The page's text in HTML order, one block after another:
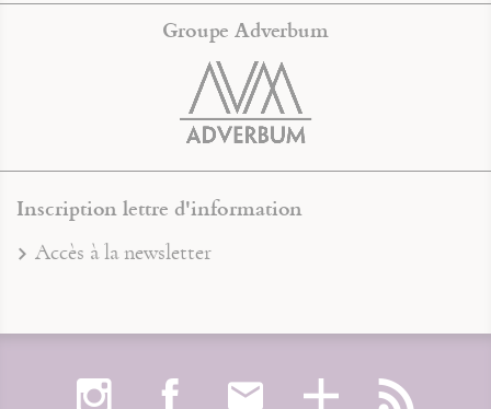
Groupe Adverbum
Inscription lettre d'information
Accès à la newsletter